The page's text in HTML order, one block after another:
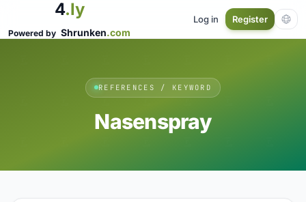
4.ly
Powered by Shrunken.com
Log in Register
REFERENCES / KEYWORD
Nasenspray